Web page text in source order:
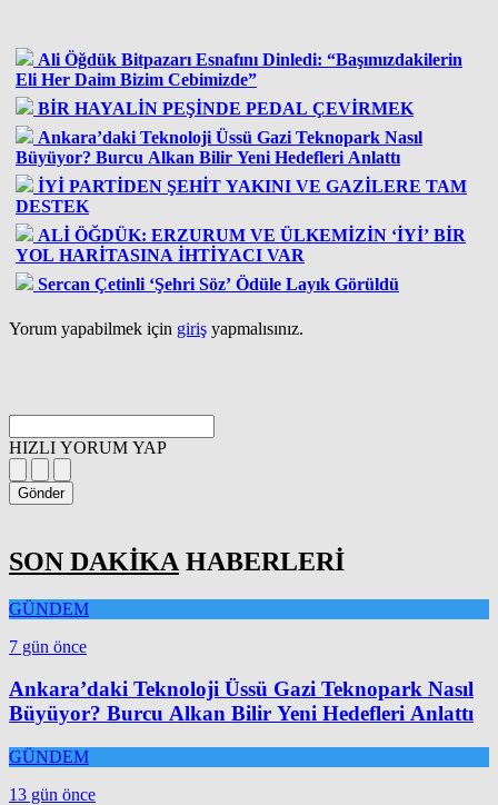
Ali Öğdük Bitpazarı Esnafını Dinledi: “Başımızdakilerin
Eli Her Daim Bizim Cebimizde”
BİR HAYALİN PEŞİNDE PEDAL ÇEVİRMEK
Ankara’daki Teknoloji Üssü Gazi Teknopark Nasıl
Büyüyor? Burcu Alkan Bilir Yeni Hedefleri Anlattı
İYİ PARTİDEN ŞEHİT YAKINI VE GAZİLERE TAM
DESTEK
ALİ ÖĞDÜK: ERZURUM VE ÜLKEMİZİN ‘İYİ’ BİR
YOL HARİTASINA İHTİYACI VAR
Sercan Çetinli ‘Şehri Söz’ Ödüle Layık Görüldü
Yorum yapabilmek için giriş yapmalısınız.
HIZLI YORUM YAP
Gönder
SON DAKİKA HABERLERİ
GÜNDEM
7 gün önce
Ankara’daki Teknoloji Üssü Gazi Teknopark Nasıl
Büyüyor? Burcu Alkan Bilir Yeni Hedefleri Anlattı
GÜNDEM
13 gün önce